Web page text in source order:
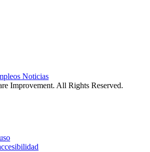
Noticias
Improvement. All Rights Reserved.